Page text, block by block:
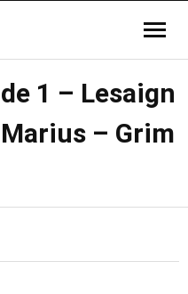
1 – Lesaign
– Grim